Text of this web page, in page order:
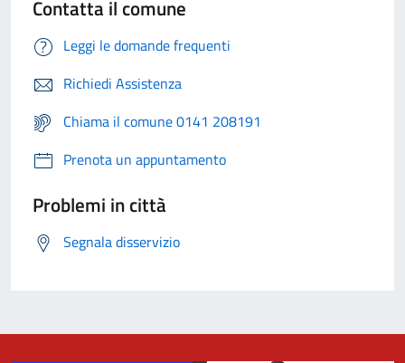
Contatta il comune
Leggi le domande frequenti
Richiedi Assistenza
Chiama il comune 0141 208191
Prenota un appuntamento
Problemi in città
Segnala disservizio